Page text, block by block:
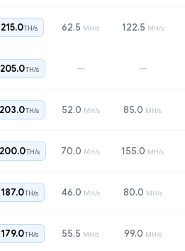
215.0TH/s 62.5 MH/s 122.5 MH/s
205.0TH/s — —
203.0TH/s 52.0 MH/s 85.0 MH/s
TH/s 70.0 MH/s 155.0 MH/s
187.0TH/s 46.0 MH/s 80.0 MH/s
179.0TH/s 55.5 MH/s 99.0 MH/s